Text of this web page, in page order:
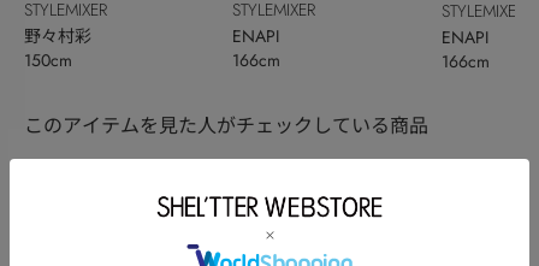
STYLEMIXER
野々村彩
150cm
STYLEMIXER
ENAPI
166cm
STYLEMIXER
ENAPI
166cm
このアイテムを見た人がチェックしている商品
閲覧中カテゴリーのランキング